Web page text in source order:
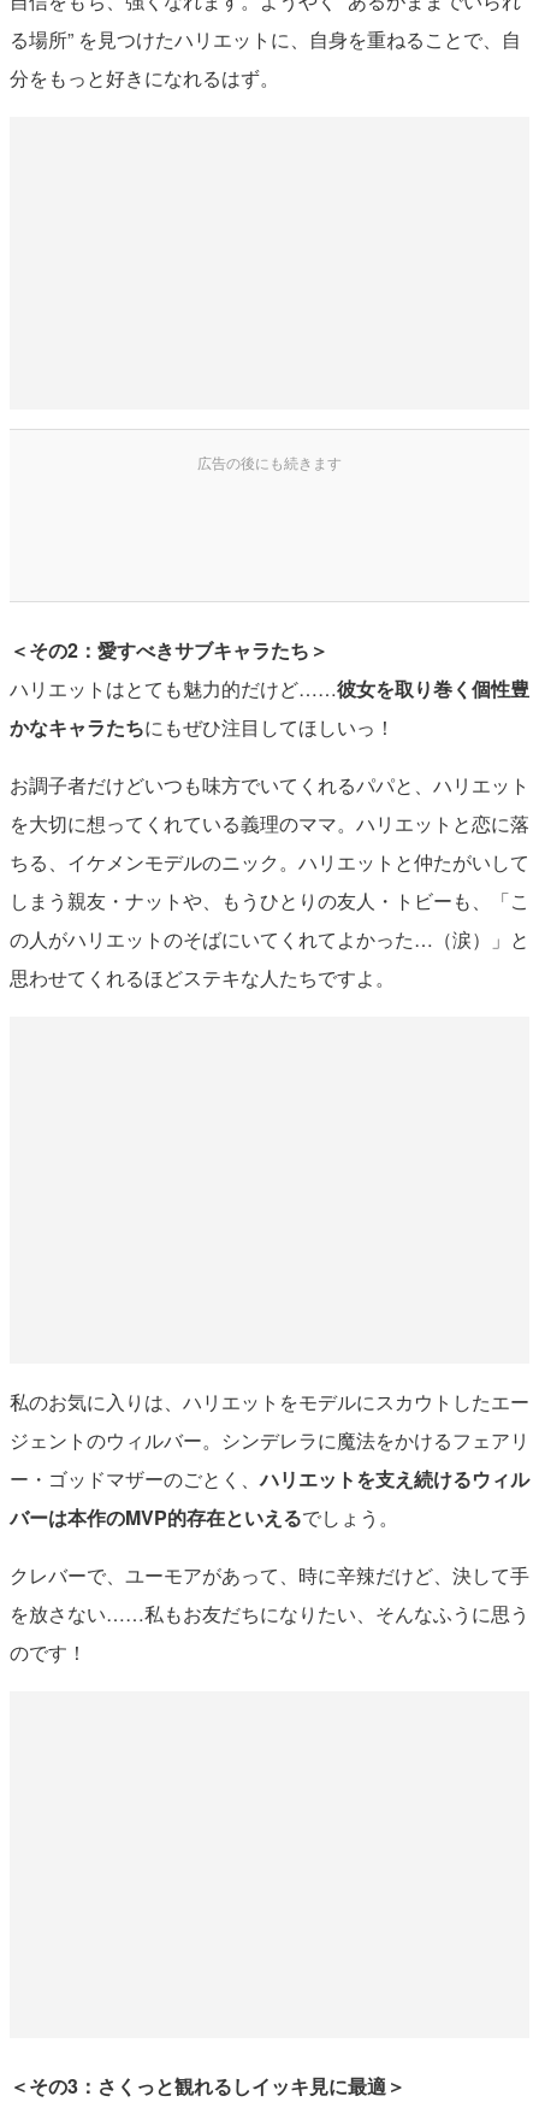
る場所” を見つけたハリエットに、自身を重ねることで、自
分をもっと好きになれるはず。
＜その2：愛すべきサブキャラたち＞
ハリエットはとても魅力的だけど……彼女を取り巻く個性豊
かなキャラたちにもぜひ注目してほしいっ！
お調子者だけどいつも味方でいてくれるパパと、ハリエット
を大切に想ってくれている義理のママ。ハリエットと恋に落
ちる、イケメンモデルのニック。ハリエットと仲たがいして
しまう親友・ナットや、もうひとりの友人・トビーも、「こ
の人がハリエットのそばにいてくれてよかった…（涙）」と
思わせてくれるほどステキな人たちですよ。
私のお気に入りは、ハリエットをモデルにスカウトしたエー
ジェントのウィルバー。シンデレラに魔法をかけるフェアリ
ー・ゴッドマザーのごとく、ハリエットを支え続けるウィル
バーは本作のMVP的存在といえるでしょう。
クレバーで、ユーモアがあって、時に辛辣だけど、決して手
を放さない……私もお友だちになりたい、そんなふうに思う
のです！
＜その3：さくっと観れるしイッキ見に最適＞